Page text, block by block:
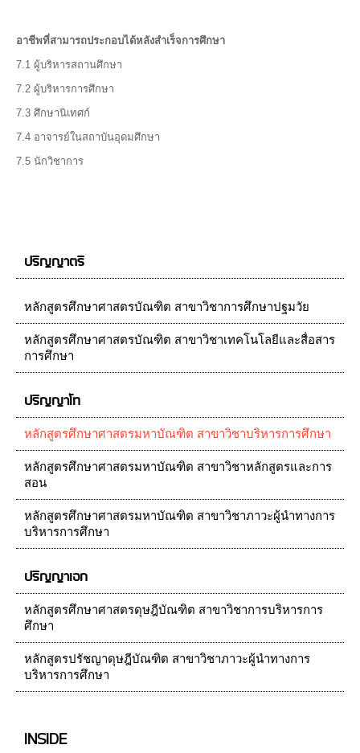
อาชีพที่สามารถประกอบได้หลังสำเร็จการศึกษา
7.1 ผู้บริหารสถานศึกษา
7.2 ผู้บริหารการศึกษา
7.3 ศึกษานิเทศก์
7.4 อาจารย์ในสถาบันอุดมศึกษา
7.5 นักวิชาการ
ปริญญาตรี
หลักสูตรศึกษาศาสตรบัณฑิต สาขาวิชาการศึกษาปฐมวัย
หลักสูตรศึกษาศาสตรบัณฑิต สาขาวิชาเทคโนโลยีและสื่อสาร
การศึกษา
ปริญญาโท
หลักสูตรศึกษาศาสตรมหาบัณฑิต สาขาวิชาบริหารการศึกษา
หลักสูตรศึกษาศาสตรมหาบัณฑิต สาขาวิชาหลักสูตรและการ
สอน
หลักสูตรศึกษาศาสตรมหาบัณฑิต สาขาวิชาภาวะผู้นำทางการ
บริหารการศึกษา
ปริญญาเอก
หลักสูตรศึกษาศาสตรดุษฎีบัณฑิต สาขาวิชาการบริหารการ
ศึกษา
หลักสูตรปรัชญาดุษฎีบัณฑิต สาขาวิชาภาวะผู้นำทางการ
บริหารการศึกษา
INSIDE